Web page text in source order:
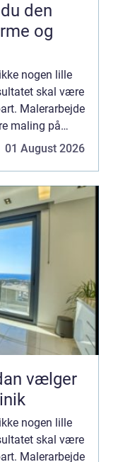
og
nogen lille
skal være
Malerarbejde
maling på
01 August 2026
nogen lille
skal være
Malerarbejde